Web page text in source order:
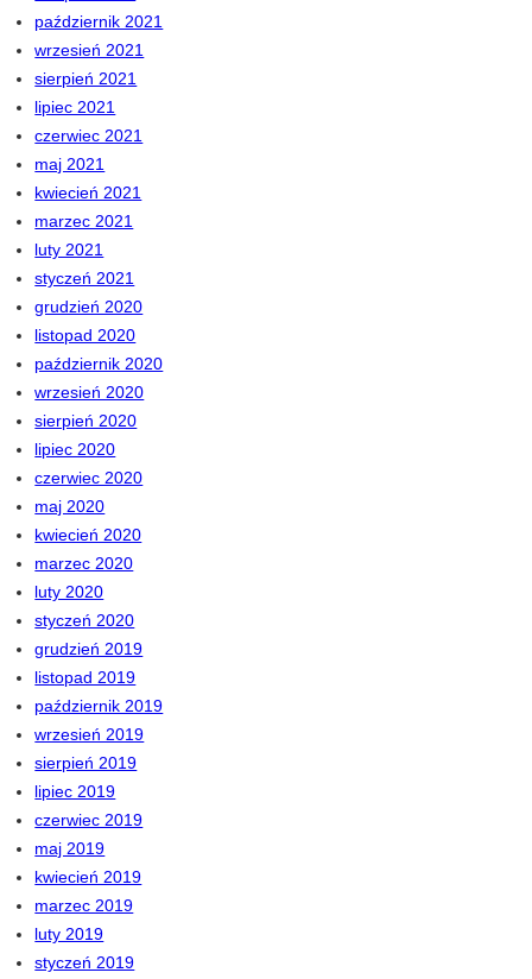
październik 2021
wrzesień 2021
sierpień 2021
lipiec 2021
czerwiec 2021
maj 2021
kwiecień 2021
marzec 2021
luty 2021
styczeń 2021
grudzień 2020
listopad 2020
październik 2020
wrzesień 2020
sierpień 2020
lipiec 2020
czerwiec 2020
maj 2020
kwiecień 2020
marzec 2020
luty 2020
styczeń 2020
grudzień 2019
listopad 2019
październik 2019
wrzesień 2019
sierpień 2019
lipiec 2019
czerwiec 2019
maj 2019
kwiecień 2019
marzec 2019
luty 2019
styczeń 2019